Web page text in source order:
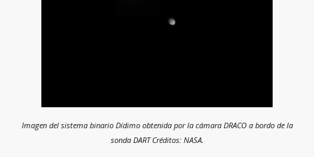
Imagen del sistema binario Dídimo obtenida por la cámara DRACO a bordo de la
sonda DART Créditos: NASA.